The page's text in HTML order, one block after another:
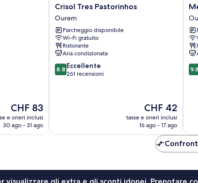
Il
prezzo
attuale
CHF 83
e oneri inclusi
30 ago - 31 ago
Crisol
Tres
Pastorinhos
Ourem
Crisol Tres Pastorinhos
Ourem
Parcheggio disponibile
Wi-Fi gratuito
Ristorante
Aria condizionata
8.8
su
8.8 Eccellente
261 recensioni
Il
prezzo
attuale
CHF 42
CHF 42
tasse e oneri inclusi
16 ago - 17 ago
9.8
su
9.8
visualizzare gli extra e gli sconti idonei. Prenotare